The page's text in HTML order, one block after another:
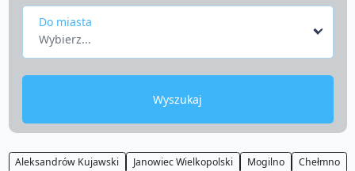
Do miasta
Wybierz...
Wyszukaj
Aleksandrów Kujawski Janowiec Wielkopolski Mogilno
Chełmno